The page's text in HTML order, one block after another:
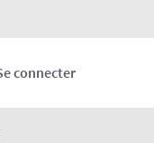
connecter